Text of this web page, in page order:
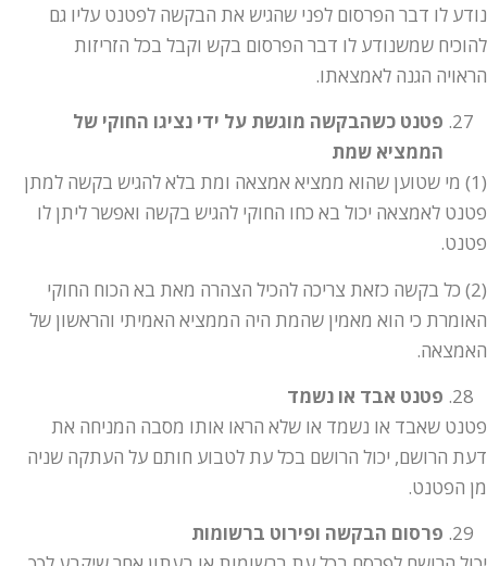
נודע לו דבר הפרסום לפני שהגיש את הבקשה לפטנט עליו גם
להוכיח שמשנודע לו דבר הפרסום בקש וקבל בכל הזריזות
הראויה הגנה לאמצאתו.
פטנט כשהבקשה מוגשת על ידי נציגו החוקי של
הממציא שמת
(1) מי שטוען שהוא ממציא אמצאה ומת בלא להגיש בקשה למתן
פטנט לאמצאה יכול בא כחו החוקי להגיש בקשה ואפשר ליתן לו
פטנט.
(2) כל בקשה כזאת צריכה להכיל הצהרה מאת בא הכוח החוקי
האומרת כי הוא מאמין שהמת היה הממציא האמיתי והראשון של
האמצאה.
פטנט אבד או נשמד
פטנט שאבד או נשמד או שלא הראו אותו מסבה המניחה את
דעת הרושם, יכול הרושם בכל עת לטבוע חותם על העתקה שניה
מן הפטנט.
פרסום הבקשה ופירוט ברשומות